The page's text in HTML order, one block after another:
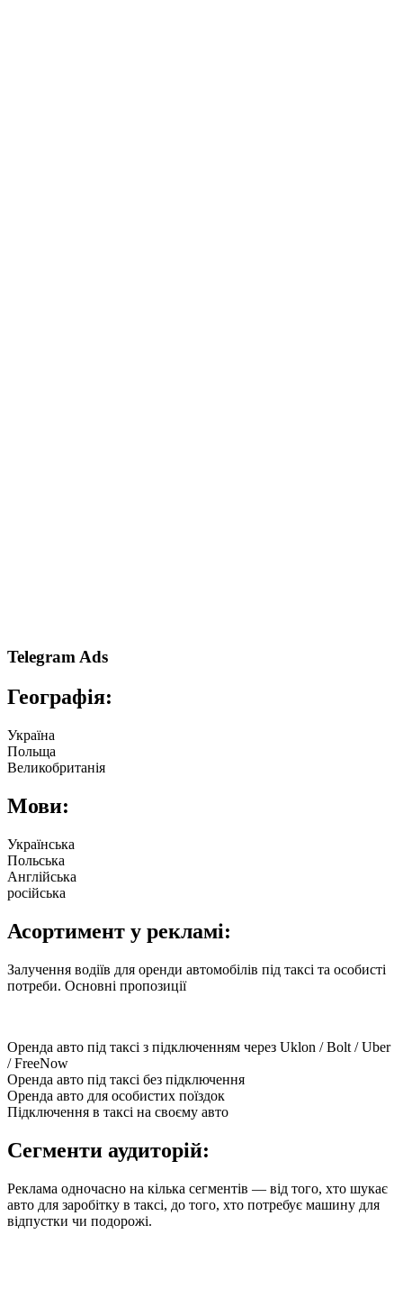
Telegram Ads
Географія:
Україна
Польща
Великобританія
Мови:
Українська
Польська
Англійська
російська
Асортимент у рекламі:
Залучення водіїв для оренди автомобілів під таксі та особисті
потреби. Основні пропозиції
Оренда авто під таксі з підключенням через Uklon / Bolt / Uber
/ FreeNow
Оренда авто під таксі без підключення
Оренда авто для особистих поїздок
Підключення в таксі на своєму авто
Сегменти аудиторій:
Реклама одночасно на кілька сегментів — від того, хто шукає
авто для заробітку в таксі, до того, хто потребує машину для
відпустки чи подорожі.